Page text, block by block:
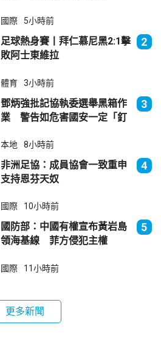
國際 5小時前
足球熱身賽丨拜仁慕尼黑2:1擊
敗阿士東維拉
2
體育 3小時前
鄧炳強批記協執委選舉黑箱作
業 警告如危害國安一定「釘
3
本地 8小時前
非洲足協：成員協會一致重申
支持恩芬天奴
4
國際 10小時前
國防部：中國有權宣布黃岩島
領海基線 菲方侵犯主權
5
國際 11小時前
更多新聞